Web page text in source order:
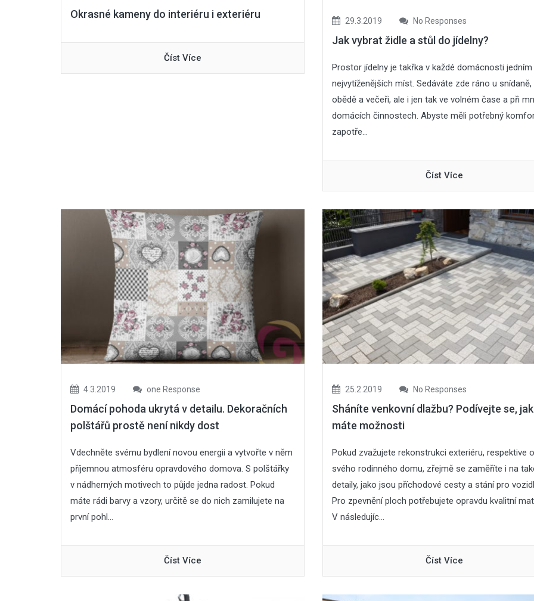
Okrasné kameny do interiéru i exteriéru
Číst Více
29.3.2019 No Responses
Jak vybrat židle a stůl do jídelny?
Prostor jídelny je takřka v každé domácnosti jedním
nejvytíženějších míst. Sedáváte zde ráno u snídaně,
obědě a večeři, ale i jen tak ve volném čase a při
domácích činnostech. Abyste měli potřebný
zapotře...
Číst Více
4.3.2019 one Response
Domácí pohoda ukrytá v detailu. Dekoračních
polštářů prostě není nikdy dost
Vdechněte svému bydlení novou energii a vytvořte v něm
příjemnou atmosféru opravdového domova. S polštářky
v nádherných motivech to půjde jedna radost. Pokud
máte rádi barvy a vzory, určitě se do nich zamilujete na
první pohl...
Číst Více
25.2.2019 No Responses
Sháníte venkovní dlažbu? Podívejte se,
máte možnosti
Pokud zvažujete rekonstrukci exteriéru, respektive
svého rodinného domu, zřejmě se zaměříte i na
detaily, jako jsou příchodové cesty a stání pro
Pro zpevnění ploch potřebujete opravdu kvalitní
V následujíc...
Číst Více
2026
05
Jak zabezpečit dům před
odjezdem na dovolenou
Čvc
2026
27
Zateplení šikmé
střechy
Jaká světla se hodí do
kuchyně: Praktické tipy a
doporučení
2026
Nenáročné
rostliny – 8 tipů,
vydrží
2025
30
Sirup z rýmovníku
Kvě
2026
02
Nová zelená
2026: jaké
parametry oken
dotace